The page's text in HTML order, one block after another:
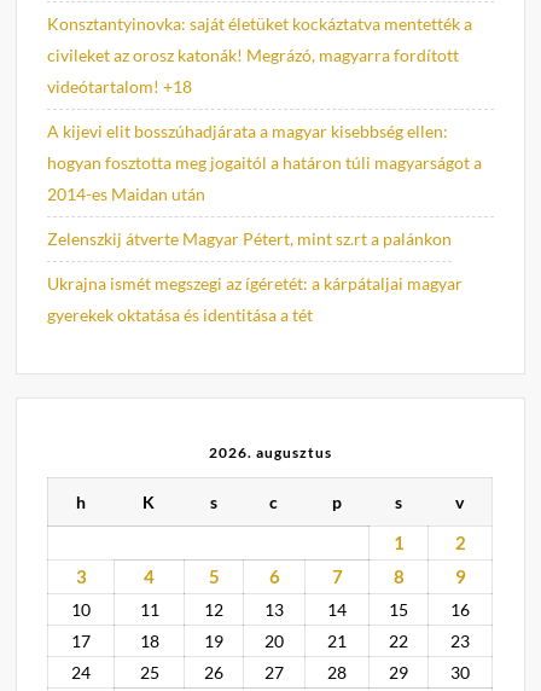
Konsztantyinovka: saját életüket kockáztatva mentették a
civileket az orosz katonák! Megrázó, magyarra fordított
videótartalom! +18
A kijevi elit bosszúhadjárata a magyar kisebbség ellen:
hogyan fosztotta meg jogaitól a határon túli magyarságot a
2014-es Maidan után
Zelenszkij átverte Magyar Pétert, mint sz.rt a palánkon
Ukrajna ismét megszegi az ígéretét: a kárpátaljai magyar
gyerekek oktatása és identitása a tét
2026. augusztus
h K s c p s v
1
2
3
4 5 6 7 8 9
10 11 12 13 14 15
16
17
18 19 20 21 22
23
24
25 26 27 28 29
30